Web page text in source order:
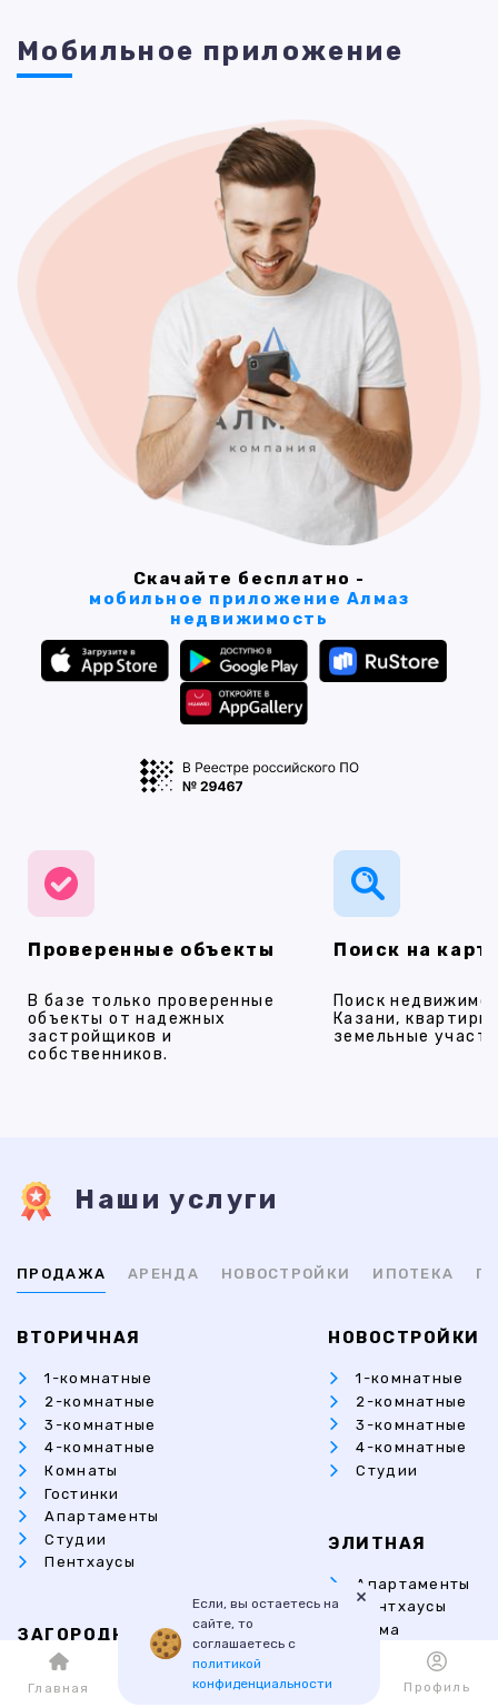
Мобильное приложение
Скачайте бесплатно -
мобильное приложение Алмаз
недвижимость
Проверенные объекты
В базе только проверенные
объекты от надежных
застройщиков и
собственников.
Поиск на
Поиск
Казани,
земельные
Наши услуги
ПРОДАЖА АРЕНДА НОВОСТРОЙКИ ИПОТЕКА
ВТОРИЧНАЯ
1-комнатные
2-комнатные
3-комнатные
4-комнатные
Комнаты
Гостинки
Апартаменты
Студии
Пентхаусы
ЗАГОРОДНАЯ
Коттеджи
Дома
НОВОСТРОЙКИ
1-комнатные
2-комнатные
3-комнатные
4-комнатные
Студии
ЭЛИТНАЯ
Апартаменты
Пентхаусы
Дома
Коттеджи
Если, вы остаетесь на
сайте, то
соглашаетесь с
политикой
конфиденциальности
×
Главная Каталог Избранное Профиль